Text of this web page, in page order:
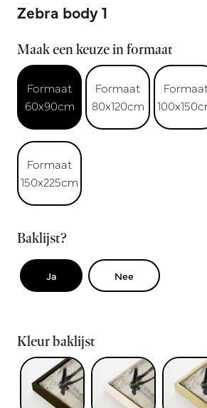
Zebra body 1
Maak een keuze in formaat
Formaat
60x90cm
Formaat
80x120cm
Formaat
150x225cm
Baklijst?
Ja Nee
Kleur baklijst